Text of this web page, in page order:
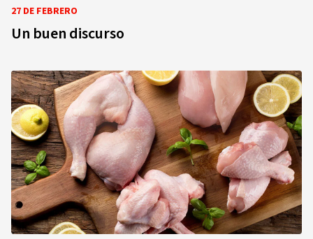
27 DE FEBRERO
Un buen discurso